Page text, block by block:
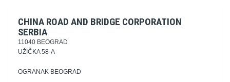
CHINA ROAD AND BRIDGE CORPORATION
SERBIA
11040 BEOGRAD
UŽIČKA 58-A
OGRANAK BEOGRAD